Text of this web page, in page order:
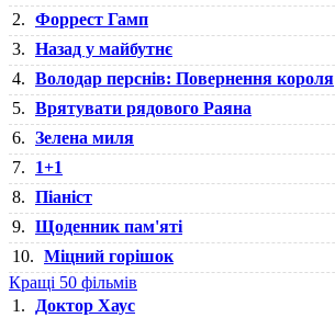
2. Форрест Гамп
3. Назад у майбутнє
4. Володар перснів: Повернення короля
5. Врятувати рядового Раяна
6. Зелена миля
7.
1+1
8. Піаніст
9. Щоденник пам'яті
10. Міцний горішок
Кращі 50 фільмів
1.
Доктор Хаус